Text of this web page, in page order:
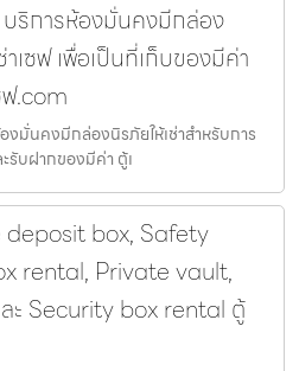
ริการห้องมั่นคงมีกล่อง
เซฟ เพื่อเป็นที่เก็บของมีค่า
.com
งมั่นคงมีกล่องนิรภัยให้เช่าสำหรับการ
รับฝากของมีค่า ตู้เ
deposit box, Safety
rental, Private vault,
ะ Security box rental ตู้